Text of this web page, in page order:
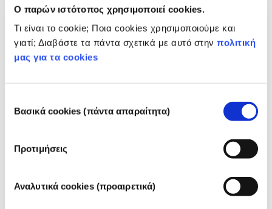
Ο παρών ιστότοπος χρησιμοποιεί cookies.
Τι είναι το cookie; Ποια cookies χρησιμοποιούμε και
γιατί; Διαβάστε τα πάντα σχετικά με αυτό στην πολιτική
μας για τα cookies
συγκατάθεσης
Βασικά cookies (πάντα απαραίτητα)
Προτιμήσεις
Αναλυτικά cookies (προαιρετικά)
Γνωρίστε τα καλλυντικά
σας
στην Ευρώπη;
καλλυντικά που πωλούνται στην Ευρωπαϊκή
ευρωπαϊκές ρυθμιστικές αρχές μοιράζονται
καλλυντικών προϊόντων.
Ορισμένα συστατικά που χρησιμοποιούνται